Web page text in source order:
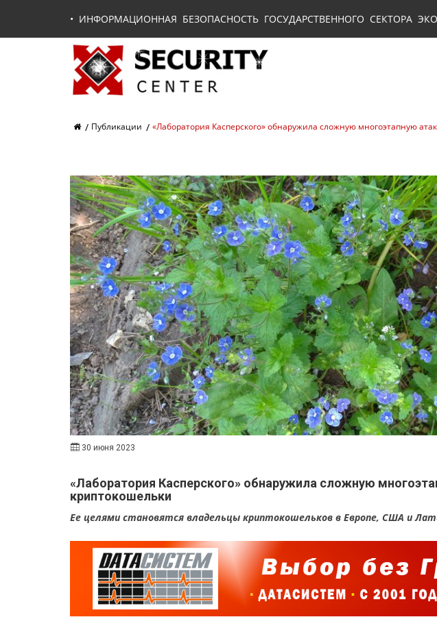
• ИНФОРМАЦИОННАЯ БЕЗОПАСНОСТЬ ГОСУДАРСТВЕННОГО СЕКТОРА
Публикации «Лаборатория Касперского» обнаружила сложную многоэтапную
30 июня 2023
«Лаборатория Касперского» обнаружила сложную
криптокошельки
Ее целями становятся владельцы криптокошельков в Европе, США и